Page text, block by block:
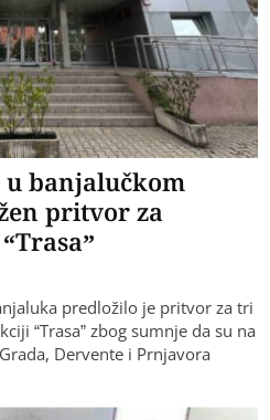
banjalučkom
pritvor za
predložilo je pritvor za tri
“Trasa” zbog sumnje da su na
Dervente i Prnjavora